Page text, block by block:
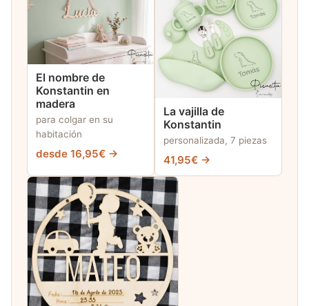
El nombre de
Konstantin en
madera
para colgar en su
habitación
desde 16,95€ →
La vajilla de
Konstantin
personalizada, 7 piezas
41,95€ →